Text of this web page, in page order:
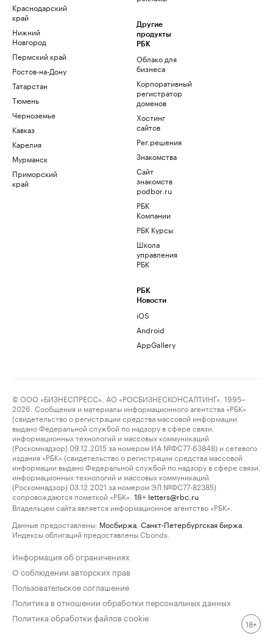
Краснодарский
край
Нижний
Новгород
Пермский край
Ростов-на-Дону
Татарстан
Тюмень
Черноземье
Кавказ
Карелия
Мурманск
Приморский
край
Другие
продукты
РБК
Облако для
бизнеса
Корпоративный
регистратор
доменов
Хостинг
сайтов
Рег.решения
Знакомства
Сайт
знакомств
podbor.ru
РБК
Компании
РБК Курсы
Школа
управления
РБК
РБК
Новости
iOS
Android
AppGallery
© ООО «БИЗНЕСПРЕСС», АО «РОСБИЗНЕСКОНСАЛТИНГ», 1995–
2026. Сообщения и материалы информационного агентства «РБК»
(свидетельство о регистрации средства массовой информации
выдано Федеральной службой по надзору в сфере связи,
информационных технологий и массовых коммуникаций
(Роскомнадзор) 09.12.2015 за номером ИА №ФС77-63848) и сетевого
издания «РБК» (свидетельство о регистрации средства массовой
информации выдано Федеральной службой по надзору в сфере связи,
информационных технологий и массовых коммуникаций
(Роскомнадзор) 03.12.2021 за номером ЭЛ №ФС77-82385)
сопровождаются пометкой «РБК».
18+ letters@rbc.ru
Владельцем сайта является информационное агентство «РБК».
Данные предоставлены: Мосбиржа Санкт-Петербургская биржа
Индексы облигаций предоставлены Cbonds.
Информация об ограничениях
О соблюдении авторских прав
Пользовательское соглашение
Политика в отношении обработки персональных данных
Политика обработки файлов cookie
18+